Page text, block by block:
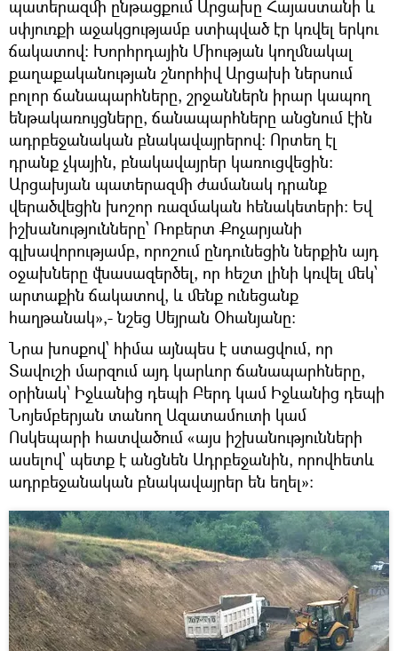
պատերազմի ընթացքում Արցախը Հայաստանի և
սփյուռքի աջակցությամբ ստիպված էր կռվել երկու
ճակատով։ Խորհրդային Միության կողմնակալ
քաղաքականության շնորհիվ Արցախի ներսում
բոլոր ճանապարհները, շրջաններն իրար կապող
ենթակառույցները, ճանապարհները անցնում էին
ադրբեջանական բնակավայրերով։ Որտեղ էլ
դրանք չկային, բնակավայրեր կառուցվեցին։
Արցախյան պատերազմի ժամանակ դրանք
վերածվեցին խոշոր ռազմական հենակետերի։ Եվ
իշխանությունները՝ Ռոբերտ Քոչարյանի
գլխավորությամբ, որոշում ընդունեցին ներքին այդ
օջախները վնասազերծել, որ հեշտ լինի կռվել մեկ՝
արտաքին ճակատով, և մենք ունեցանք
հաղթանակ»,- նշեց Սեյրան Օհանյանը։
Նրա խոսքով՝ հիմա այնպես է ստացվում, որ
Տավուշի մարզում այդ կարևոր ճանապարհները,
օրինակ՝ Իջևանից դեպի Բերդ կամ Իջևանից դեպի
Նոյեմբերյան տանող Ազատամուտի կամ
Ոսկեպարի հատվածում «այս իշխանությունների
ասելով՝ պետք է անցնեն Ադրբեջանին, որովհետև
ադրբեջանական բնակավայրեր են եղել»։